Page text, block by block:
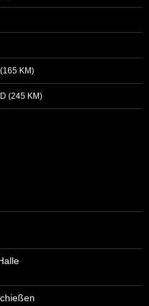
KM)
(245 KM)